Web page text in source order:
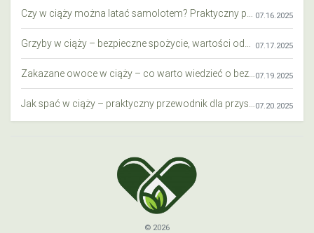
07.16.2025
07.17.2025
07.19.2025
07.20.2025
© 2026